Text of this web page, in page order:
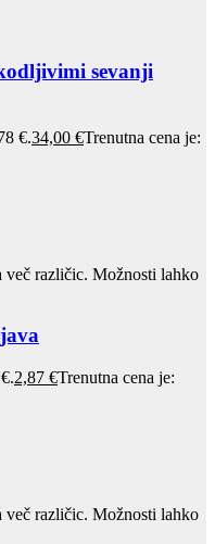
sevanji
€.34,00 €Trenutna cena je:
več različic. Možnosti lahko
2,87 €Trenutna cena je:
več različic. Možnosti lahko